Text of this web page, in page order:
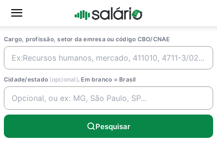
Cargo, profissão, setor da emresa ou código CBO/CNAE
Cidade/estado (opcional). Em branco = Brasil
Pesquisar